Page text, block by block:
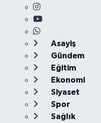
Asayiş
Gündem
Eğitim
Ekonomi
Siyaset
Spor
Sağlık